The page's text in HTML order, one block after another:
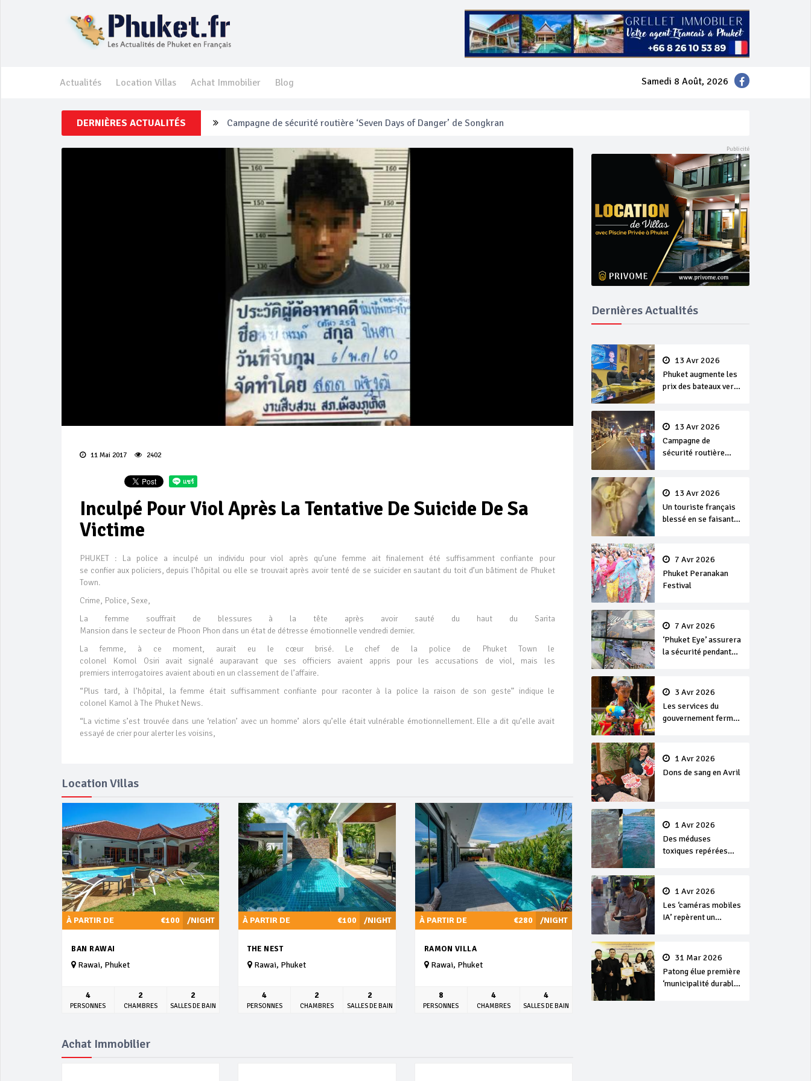
Actualités Location Villas Achat Immobilier Blog Samedi 8 Août, 2026
DERNIÈRES ACTUALITÉS Un touriste français blessé en se faisant arracher son collier en or
Phuket Peranakan Festival
‘Phuket Eye’ assurera la sécurité pendant Songkran
Phuket augmente les prix des bateaux vers Koh Phi Phi et des excursions en mer
11 Mai 2017 2402
Inculpé Pour Viol Après La Tentative De Suicide De Sa
Victime
PHUKET : La police a inculpé un individu pour viol après qu’une femme ait finalement été suffisamment confiante pour
se confier aux policiers, depuis l’hôpital ou elle se trouvait après avoir tenté de se suicider en sautant du toit d’un bâtiment de Phuket
Town.
Crime, Police, Sexe,
La femme souffrait de blessures à la tête après avoir sauté du haut du Sarita
Mansion dans le secteur de Phoon Phon dans un état de détresse émotionnelle vendredi dernier.
La femme, à ce moment, aurait eu le cœur brisé. Le chef de la police de Phuket Town le
colonel Komol Osiri avait signalé auparavant que ses officiers avaient appris pour les accusations de viol, mais les
premiers interrogatoires avaient abouti en un classement de l’affaire.
“Plus tard, à l’hôpital, la femme était suffisamment confiante pour raconter à la police la raison de son geste” indique le
colonel Kamol à The Phuket News.
“La victime s’est trouvée dans une ‘relation’ avec un homme’ alors qu’elle était vulnérable émotionnellement. Elle a dit qu’elle avait
essayé de crier pour alerter les voisins,
Dernières Actualités
13 Avr 2026
Phuket augmente les
prix des bateaux vers
13 Avr 2026
Campagne de
sécurité routière
13 Avr 2026
Un touriste français
blessé en se faisant
7 Avr 2026
Phuket Peranakan
Festival
7 Avr 2026
‘Phuket Eye’ assurera
la sécurité pendant
3 Avr 2026
Les services du
gouvernement fermés
Songkran
1 Avr 2026
Dons de sang en Avril
1 Avr 2026
Des méduses
toxiques repérées
1 Avr 2026
Les ‘caméras mobiles
IA’ repèrent un
séjour31 Mar 2026
Patong élue première
‘municipalité durable’
Location Villas
/NIGHT
À PARTIR DE €100
BAN RAWAI
Rawai, Phuket
4
PERSONNES
2
CHAMBRES
2
SALLES DE BAIN
/NIGHT
À PARTIR DE €100
THE NEST
Rawai, Phuket
4
PERSONNES
2
CHAMBRES
2
SALLES DE BAIN
/NIGHT
À PARTIR DE €280
RAMON VILLA
Rawai, Phuket
8
PERSONNES
4
CHAMBRES
4
SALLES DE BAIN
Achat Immobilier